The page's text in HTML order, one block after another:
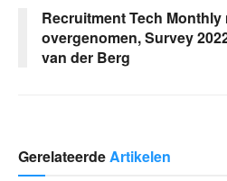
Recruitment Tech
overgenomen, Survey
van der Berg
GerelateerdeArtikelen